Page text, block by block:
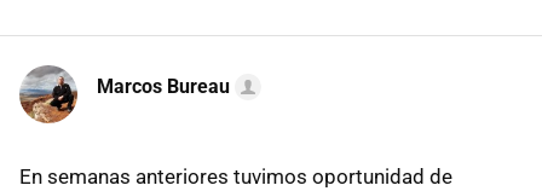
Marcos Bureau
En semanas anteriores tuvimos oportunidad de